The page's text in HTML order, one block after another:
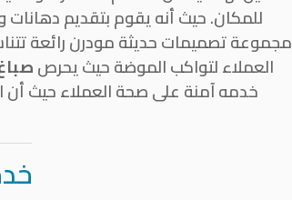
للمكان. حيث أنه يقوم بتقديم دهانات
مجموعة تصميمات حديثة مودرن رائعة
العملاء لتواكب الموضة حيث يحرص
خدمه آمنة على صحة العملاء حيث أن